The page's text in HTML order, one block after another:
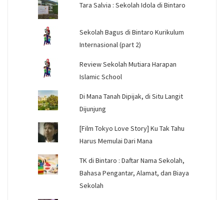
Tara Salvia : Sekolah Idola di Bintaro
Sekolah Bagus di Bintaro Kurikulum
Internasional (part 2)
Review Sekolah Mutiara Harapan
Islamic School
Di Mana Tanah Dipijak, di Situ Langit
Dijunjung
[Film Tokyo Love Story] Ku Tak Tahu
Harus Memulai Dari Mana
TK di Bintaro : Daftar Nama Sekolah,
Bahasa Pengantar, Alamat, dan Biaya
Sekolah